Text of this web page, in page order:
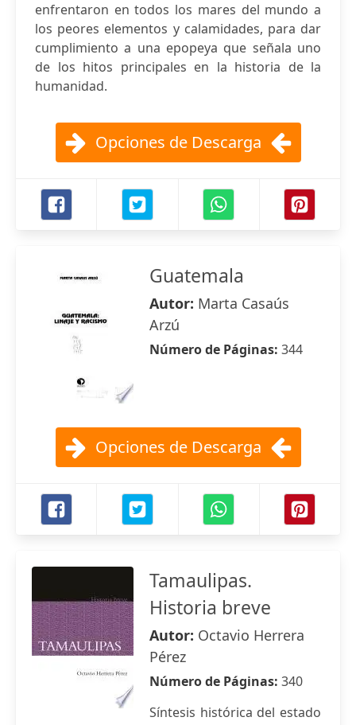
enfrentaron en todos los mares del mundo a
los peores elementos y calamidades, para dar
cumplimiento a una epopeya que señala uno
de los hitos principales en la historia de la
humanidad.
Opciones de Descarga
Guatemala
Autor: Marta Casaús
Arzú
Número de Páginas: 344
Opciones de Descarga
Tamaulipas.
Historia breve
Autor: Octavio Herrera
Pérez
Número de Páginas: 340
Síntesis histórica del estado